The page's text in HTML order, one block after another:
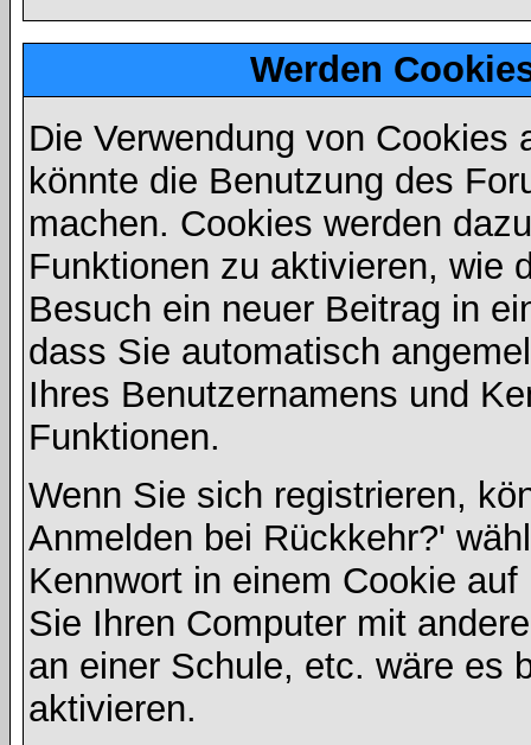
Werden
Die Verwendung von
könnte die Benutzung des
machen. Cookies werden
Funktionen zu aktivieren, wie
Besuch ein neuer Beitrag in
dass Sie automatisch
Ihres Benutzernamens und
Funktionen.
Wenn Sie sich registrieren,
Anmelden bei Rückkehr?'
Kennwort in einem Cookie
Sie Ihren Computer mit
an einer Schule, etc. wäre es
aktivieren.